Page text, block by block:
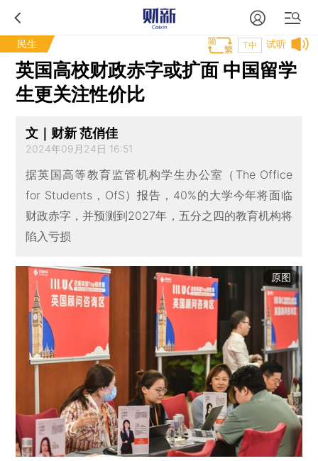
民生 试听
T中
英国高校财政赤字或扩面 中国留学
生更关注性价比
文｜财新 范俏佳
2024年09月24日 16:51
据英国高等教育监管机构学生办公室（The Office
for Students，OfS）报告，40%的大学今年将面临
财政赤字，并预测到2027年，五分之四的教育机构将
陷入亏损
原图